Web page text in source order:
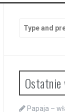
for:
Papaja –